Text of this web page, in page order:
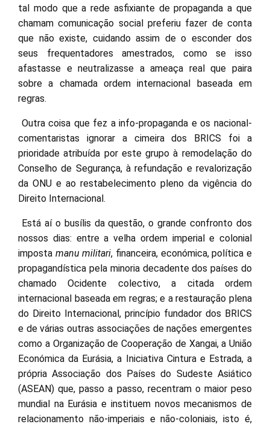
tal modo que a rede asfixiante de propaganda a que
chamam comunicação social preferiu fazer de conta
que não existe, cuidando assim de o esconder dos
seus frequentadores amestrados, como se isso
afastasse e neutralizasse a ameaça real que paira
sobre a chamada ordem internacional baseada em
regras.
Outra coisa que fez a info-propaganda e os nacional-
comentaristas ignorar a cimeira dos BRICS foi a
prioridade atribuída por este grupo à remodelação do
Conselho de Segurança, à refundação e revalorização
da ONU e ao restabelecimento pleno da vigência do
Direito Internacional.
Está aí o busílis da questão, o grande confronto dos
nossos dias: entre a velha ordem imperial e colonial
imposta manu militari, financeira, económica, política e
propagandística pela minoria decadente dos países do
chamado Ocidente colectivo, a citada ordem
internacional baseada em regras; e a restauração plena
do Direito Internacional, princípio fundador dos BRICS
e de várias outras associações de nações emergentes
como a Organização de Cooperação de Xangai, a União
Económica da Eurásia, a Iniciativa Cintura e Estrada, a
própria Associação dos Países do Sudeste Asiático
(ASEAN) que, passo a passo, recentram o maior peso
mundial na Eurásia e instituem novos mecanismos de
relacionamento não-imperiais e não-coloniais, isto é,